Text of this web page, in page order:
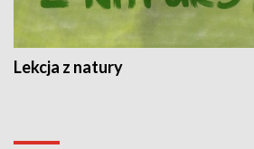
Lekcja z natury